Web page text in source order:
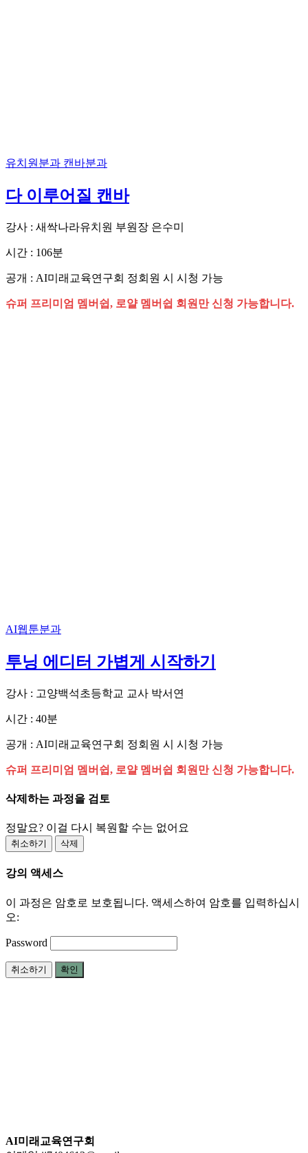
유치원분과 캔바분과
다 이루어질 캔바
강사 : 새싹나라유치원 부원장 은수미
시간 : 106분
공개 : AI미래교육연구회 정회원 시 시청 가능
슈퍼 프리미엄 멤버쉽, 로얄 멤버쉽 회원만 신청 가능합니다.
AI웹툰분과
투닝 에디터 가볍게 시작하기
강사 : 고양백석초등학교 교사 박서연
시간 : 40분
공개 : AI미래교육연구회 정회원 시 시청 가능
슈퍼 프리미엄 멤버쉽, 로얄 멤버쉽 회원만 신청 가능합니다.
삭제하는 과정을 검토
정말요? 이걸 다시 복원할 수는 없어요
취소하기 삭제
강의 액세스
이 과정은 암호로 보호됩니다. 액세스하여 암호를 입력하십시
오:
Password
취소하기 확인
AI미래교육연구회